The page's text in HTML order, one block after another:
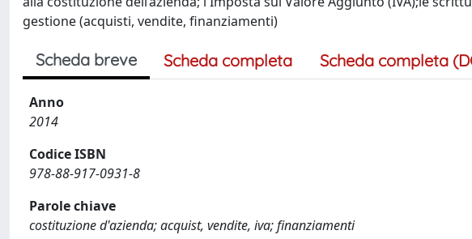
gestione (acquisti, vendite, finanziamenti)
Scheda breve Scheda completa Scheda completa
Anno
2014
Codice ISBN
978-88-917-0931-8
Parole chiave
costituzione d'azienda; acquist, vendite, iva; finanziamenti